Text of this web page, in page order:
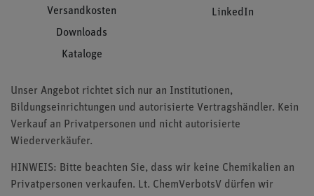
Versandkosten
Downloads
Kataloge
LinkedIn
Unser Angebot richtet sich nur an Institutionen,
Bildungseinrichtungen und autorisierte Vertragshändler. Kein
Verkauf an Privatpersonen und nicht autorisierte
Wiederverkäufer.
HINWEIS: Bitte beachten Sie, dass wir keine Chemikalien an
Privatpersonen verkaufen. Lt. ChemVerbotsV dürfen wir